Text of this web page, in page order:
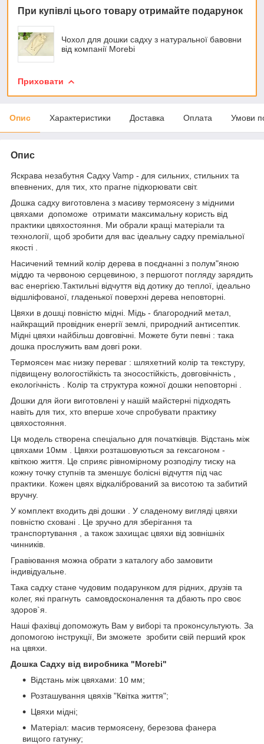
При купівлі цього товару отримайте подарунок
Чохол для дошки садху з натуральної бавовни
від компанії Morebi
Приховати
Опис Характеристики Доставка Оплата Умови
Опис
Яскрава незабутня Садху Vamp - для сильних, стильних та
впевнених, для тих, хто прагне підкорювати світ.
Дошка садху виготовлена з масиву термоясену з мідними
цвяхами допоможе отримати максимальну користь від
практики цвяхостояння. Ми обрали кращі матеріали та
технології, щоб зробити для вас ідеальну садху преміальної
якості .
Насичений темний колір дерева в поєднанні з полум"яною
міддю та червоною серцевиною, з першогот погляду зарядить
вас енергією.Тактильні відчуття від дотику до теплої, ідеально
відшліфованої, гладенької поверхні дерева неповторні.
Цвяхи в дошці повністю мідні. Мідь - благородний метал,
найкращий провідник енергії землі, природний антисептик.
Мідні цвяхи найбільш довговічні. Можете бути певні : така
дошка прослужить вам довгі роки.
Термоясен має низку переваг : шляхетний колір та текстуру,
підвищену вологостійкість та зносостійкість, довговічність ,
екологічність . Колір та структура кожної дошки неповторні .
Дошки для йоги виготовлені у нашій майстерні підходять
навіть для тих, хто вперше хоче спробувати практику
цвяхостояння.
Ця модель створена спеціально для початківців. Відстань між
цвяхами 10мм . Цвяхи розташовуються за гексагоном -
квіткою життя. Це сприяє рівномірному розподілу тиску на
кожну точку ступнів та зменшує болісні відчуття під час
практики. Кожен цвях відкалібрований за висотою та забитий
вручну.
У комплект входить дві дошки . У сладеному вигляді цвяхи
повністю сховані . Це зручно для зберігання та
транспортування , а також захищає цвяхи від зовнішніх
чинників.
Гравіювання можна обрати з каталогу або замовити
індивідуальне.
Така садху стане чудовим подарунком для рідних, друзів та
колег, які прагнуть самовдосконалення та дбають про своє
здоров`я.
Наші фахівці допоможуть Вам у виборі та проконсультують. За
допомогою інструкції, Ви зможете зробити свій перший крок
на цвяхи.
Дошка Садху від виробника "Morebi"
Відстань між цвяхами: 10 мм;
Розташування цвяхів "Квітка життя";
Цвяхи мідні;
Матеріал: масив термоясену, березова фанера
вищого гатунку;